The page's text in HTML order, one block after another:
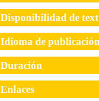
Disponibilidad de
Idioma de publicación
Duración
Enlaces